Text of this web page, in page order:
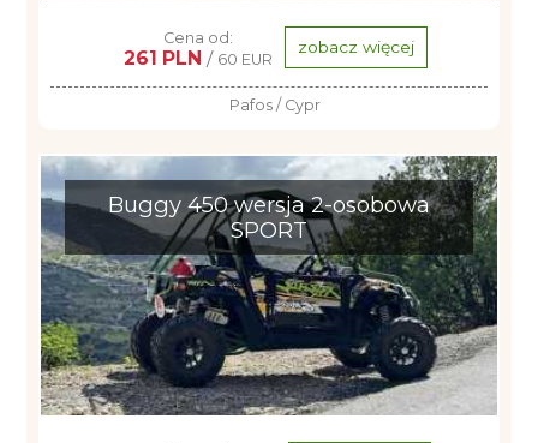
Cena od:
261 PLN / 60 EUR
zobacz więcej
Pafos / Cypr
Buggy 450 wersja 2-osobowa
SPORT